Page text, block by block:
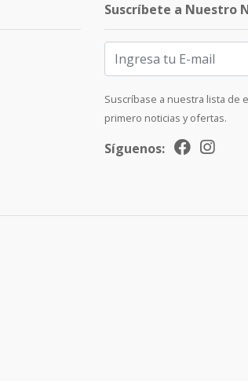
Suscríbete a Nuestro
Suscríbase a nuestra lista de
primero noticias y ofertas.
Síguenos: